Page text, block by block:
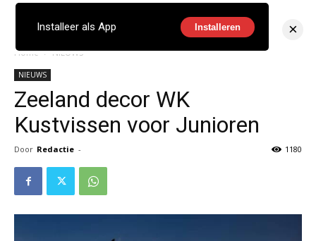
Home NIEUWS
NIEUWS
Zeeland decor WK
Kustvissen voor Junioren
Door Redactie - 1180
Installeer als App Installeren ×